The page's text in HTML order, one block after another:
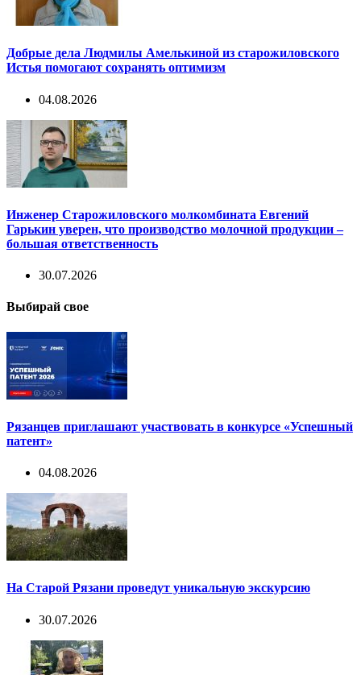
Добрые дела Людмилы Амелькиной из старожиловского
Истья помогают сохранять оптимизм
04.08.2026
Инженер Старожиловского молкомбината Евгений
Гарькин уверен, что производство молочной продукции –
большая ответственность
30.07.2026
Выбирай свое
Рязанцев приглашают участвовать в конкурсе «Успешный
патент»
04.08.2026
На Старой Рязани проведут уникальную экскурсию
30.07.2026